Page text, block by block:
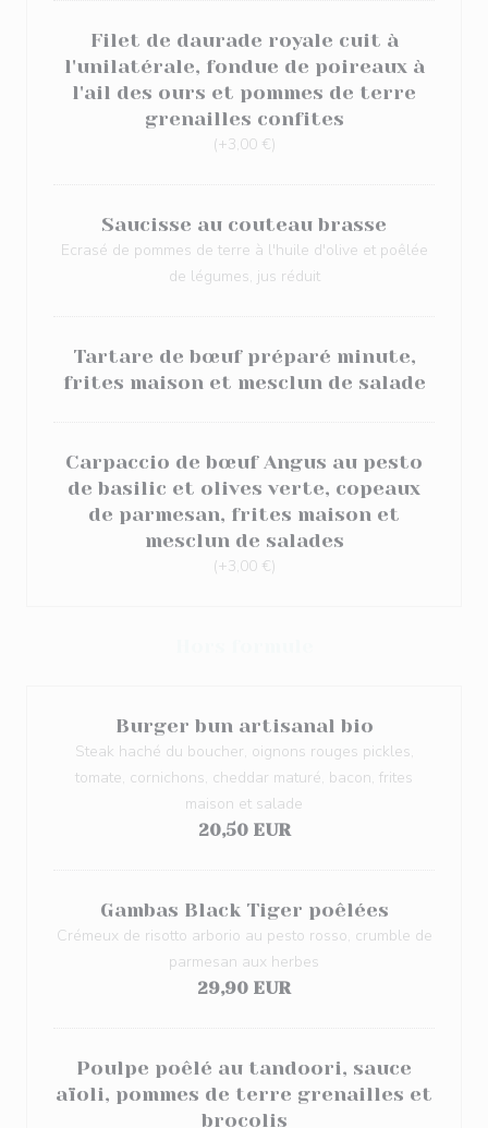
Filet de daurade royale cuit à
l'unilatérale, fondue de poireaux à
l'ail des ours et pommes de terre
grenailles confites
(+3,00 €)
Saucisse au couteau brasse
Ecrasé de pommes de terre à l'huile d'olive et poêlée
de légumes, jus réduit
Tartare de bœuf préparé minute,
frites maison et mesclun de salade
Carpaccio de bœuf Angus au pesto
de basilic et olives verte, copeaux
de parmesan, frites maison et
mesclun de salades
(+3,00 €)
Burger bun artisanal bio
Steak haché du boucher, oignons rouges pickles,
tomate, cornichons, cheddar maturé, bacon, frites
maison et salade
20,50 EUR
Gambas Black Tiger poêlées
Crémeux de risotto arborio au pesto rosso, crumble de
parmesan aux herbes
29,90 EUR
Poulpe poêlé au tandoori, sauce
aïoli, pommes de terre grenailles et
brocolis